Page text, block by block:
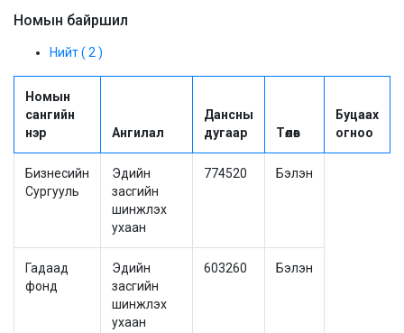
Номын байршил
Нийт ( 2 )
Номын
сангийн
нэр
Ангилал
Дансны
дугаар
Төлөв
Буцаах
огноо
Бизнесийн
Сургууль
Эдийн
засгийн
шинжлэх
ухаан
774520 Бэлэн
Гадаад
фонд
Эдийн
засгийн
шинжлэх
ухаан
603260 Бэлэн